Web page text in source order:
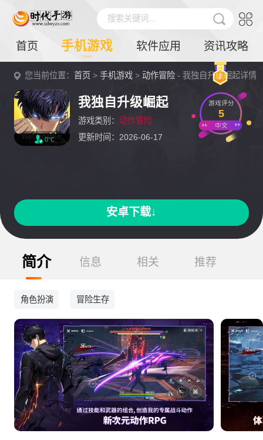
搜索关键词...
首页 手机游戏 软件应用 资讯攻略
您当前位置：首页 >手机游戏 >动作冒险 - 我独自升级崛起详情
0℃
我独自升级崛起
游戏类别： 动作冒险
更新时间：2026-06-17
游戏评分
5
中文
安卓下载↓
简介 信息 相关 推荐
角色扮演 冒险生存